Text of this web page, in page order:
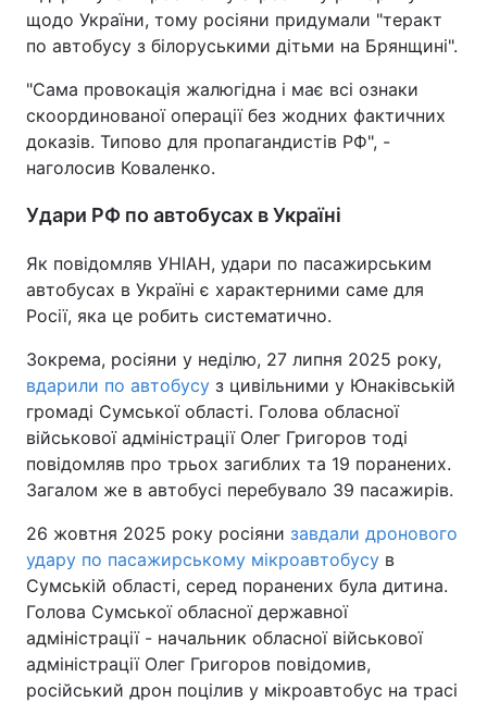
щодо України, тому росіяни придумали "теракт
по автобусу з білоруськими дітьми на Брянщині".
"Сама провокація жалюгідна і має всі ознаки
скоординованої операції без жодних фактичних
доказів. Типово для пропагандистів РФ", -
наголосив Коваленко.
Удари РФ по автобусах в Україні
Як повідомляв УНІАН, удари по пасажирським
автобусах в Україні є характерними саме для
Росії, яка це робить систематично.
Зокрема, росіяни у неділю, 27 липня 2025 року,
вдарили по автобусу з цивільними у Юнаківській
громаді Сумської області. Голова обласної
військової адміністрації Олег Григоров тоді
повідомляв про трьох загиблих та 19 поранених.
Загалом же в автобусі перебувало 39 пасажирів.
26 жовтня 2025 року росіяни завдали дронового
удару по пасажирському мікроавтобусу в
Сумській області, серед поранених була дитина.
Голова Сумської обласної державної
адміністрації - начальник обласної військової
адміністрації Олег Григоров повідомив,
російський дрон поцілив у мікроавтобус на трасі